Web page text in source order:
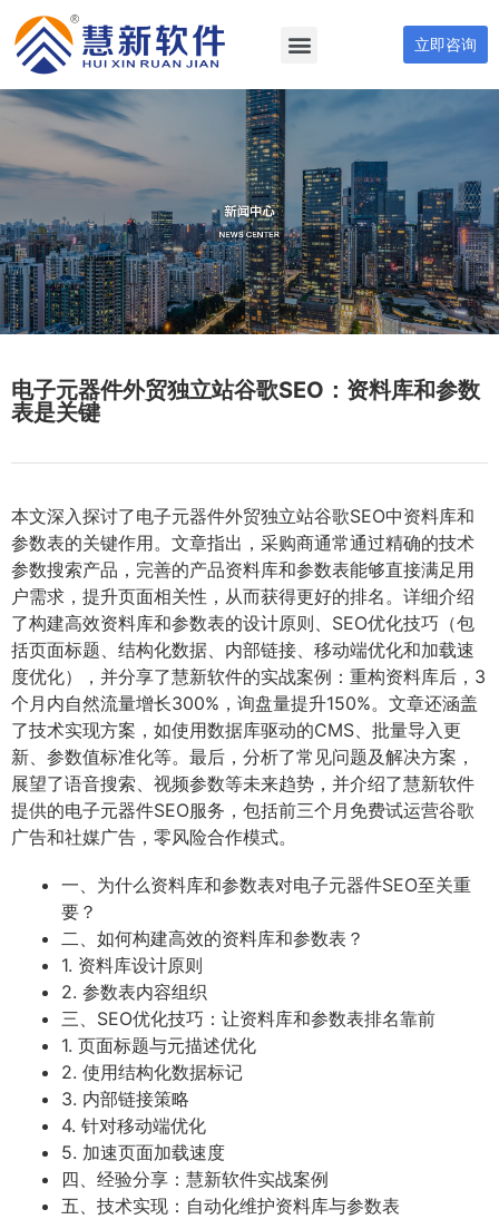
立即咨询
电子元器件外贸独立站谷歌SEO：资料库和参数
表是关键
本文深入探讨了电子元器件外贸独立站谷歌SEO中资料库和
参数表的关键作用。文章指出，采购商通常通过精确的技术
参数搜索产品，完善的产品资料库和参数表能够直接满足用
户需求，提升页面相关性，从而获得更好的排名。详细介绍
了构建高效资料库和参数表的设计原则、SEO优化技巧（包
括页面标题、结构化数据、内部链接、移动端优化和加载速
度优化），并分享了慧新软件的实战案例：重构资料库后，3
个月内自然流量增长300%，询盘量提升150%。文章还涵盖
了技术实现方案，如使用数据库驱动的CMS、批量导入更
新、参数值标准化等。最后，分析了常见问题及解决方案，
展望了语音搜索、视频参数等未来趋势，并介绍了慧新软件
提供的电子元器件SEO服务，包括前三个月免费试运营谷歌
广告和社媒广告，零风险合作模式。
一、为什么资料库和参数表对电子元器件SEO至关重
要？
二、如何构建高效的资料库和参数表？
1. 资料库设计原则
2. 参数表内容组织
三、SEO优化技巧：让资料库和参数表排名靠前
1. 页面标题与元描述优化
2. 使用结构化数据标记
3. 内部链接策略
4. 针对移动端优化
5. 加速页面加载速度
四、经验分享：慧新软件实战案例
五、技术实现：自动化维护资料库与参数表